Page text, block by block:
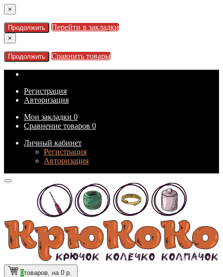
×
Продолжить Перейти в закладки
×
Продолжить Сравнить товары
Регистрация
Авторизация
Мои закладки 0
Сравнение товаров 0
Личный кабинет
Регистрация
Авторизация
0товаров, на 0 р.